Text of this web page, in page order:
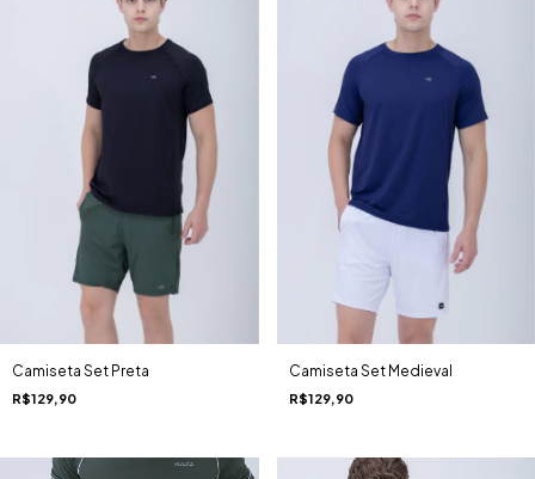
Camiseta Set Preta
R$129,90
Camiseta Set Medieval
R$129,90